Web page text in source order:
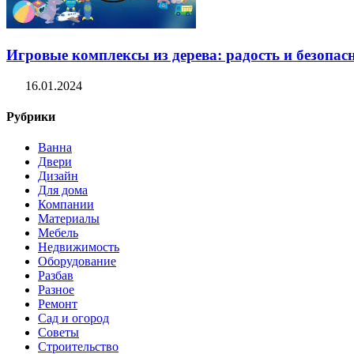
Игровые комплексы из дерева: радость и
16.01.2024
Рубрики
Ванна
Двери
Дизайн
Для дома
Компании
Материалы
Мебель
Недвижимость
Оборудование
Разбав
Разное
Ремонт
Сад и огород
Советы
Строительство